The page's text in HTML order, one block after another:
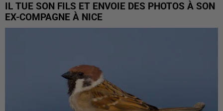
IL TUE SON FILS ET ENVOIE DES PHOTOS À SON
EX-COMPAGNE À NICE